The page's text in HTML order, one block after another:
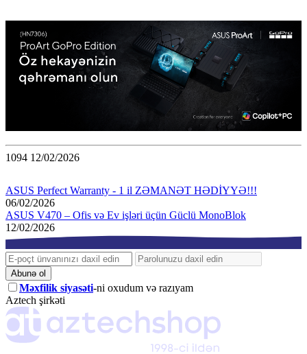
1094 12/02/2026
ASUS Perfect Warranty - 1 il ZƏMANƏT HƏDİYYƏ!!!
06/02/2026
ASUS V470 – Ofis və Ev işləri üçün Güclü MonoBlok
12/02/2026
Abunə ol
Məxfilik siyasəti-ni oxudum və razıyam
Aztech şirkəti